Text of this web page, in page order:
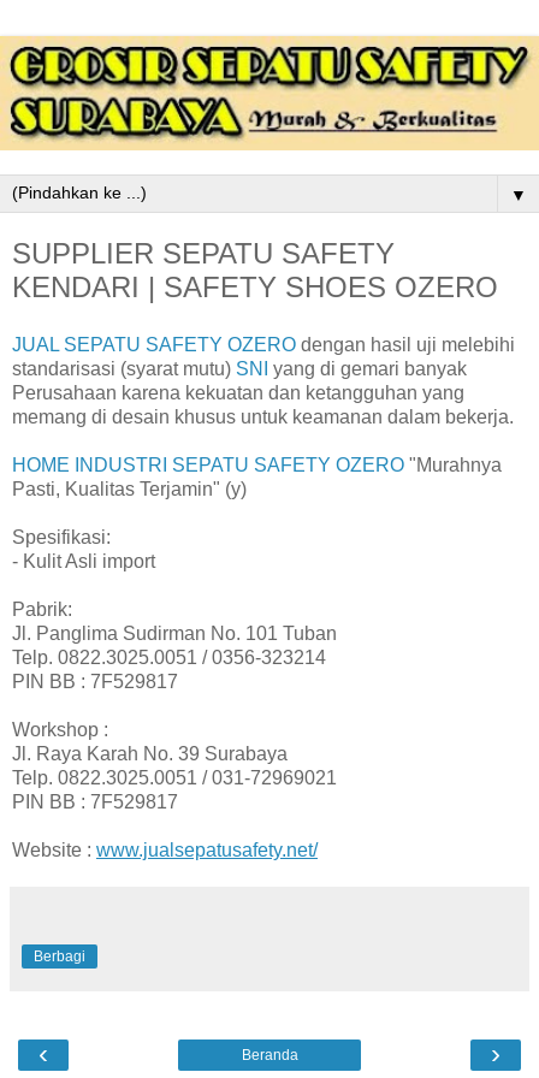
▼
SUPPLIER SEPATU SAFETY
KENDARI | SAFETY SHOES OZERO
JUAL SEPATU SAFETY OZERO dengan hasil uji melebihi
standarisasi (syarat mutu) SNI
yang di gemari banyak
Perusahaan karena kekuatan dan ketangguhan yang
memang di desain khusus untuk keamanan dalam bekerja.
HOME INDUSTRI SEPATU SAFETY OZERO "Murahnya
Pasti, Kualitas Terjamin" (y)
Spesifikasi:
- Kulit Asli import
Pabrik:
Jl. Panglima Sudirman No. 101 Tuban
Telp. 0822.3025.0051 / 0356-323214
PIN BB : 7F529817
Workshop :
Jl. Raya Karah No. 39 Surabaya
Telp. 0822.3025.0051 / 031-72969021
PIN BB : 7F529817
Website : www.jualsepatusafety.net/
Berbagi
‹ ›
Beranda